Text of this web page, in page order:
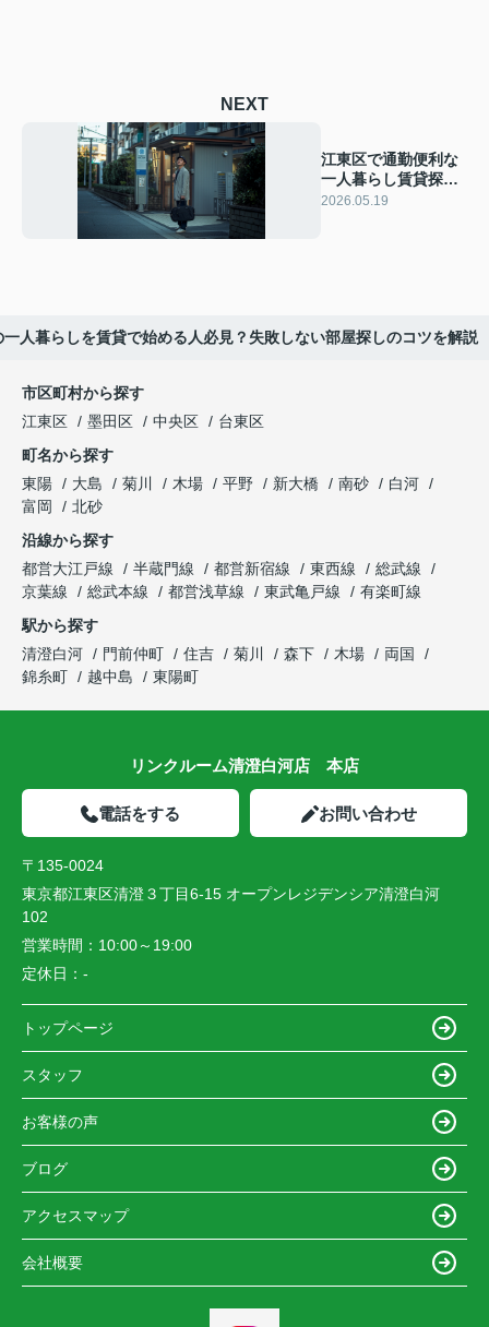
NEXT
江東区で通勤便利な
一人暮らし賃貸探
し！おすすめ駅と生
2026.05.19
人暮らしを賃貸で始める人必見？失敗しない部屋探しのコツを解説
市区町村から探す
江東区
墨田区 中央区
台東区
町名から探す
東陽
大島 菊川 木場 平野 新大橋 南砂
白河
富岡
北砂
沿線から探す
都営大江戸線
半蔵門線 都営新宿線 東西線
総武線
京葉線
総武本線 都営浅草線 東武亀戸線
有楽町線
駅から探す
清澄白河
門前仲町 住吉 菊川 森下 木場
両国
錦糸町
越中島 東陽町
リンクルーム清澄白河店 本店
電話をする お問い合わせ
〒135-0024
東京都江東区清澄３丁目6-15 オープンレジデンシア清澄白河
102
営業時間： 10:00～19:00
定休日： -
トップページ
スタッフ
お客様の声
ブログ
アクセスマップ
会社概要